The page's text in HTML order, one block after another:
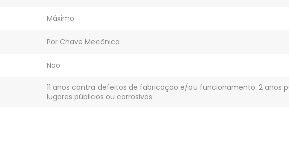
Máximo
Por Chave Mecânica
Não
11 anos contra defeitos de fabricação e/ou funcionamento. 2 anos
lugares públicos ou corrosivos